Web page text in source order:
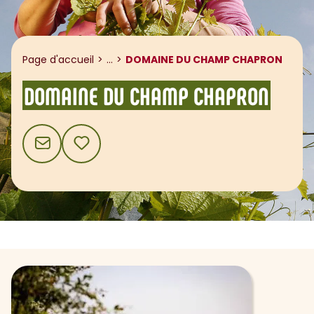
Page d'accueil ... Afficher le fil d'ariane
DOMAINE DU CHAMP CHAPRON
DOMAINE DU CHAMP CHAPRON
CONTACTAJOUTER AUX FAVORIS